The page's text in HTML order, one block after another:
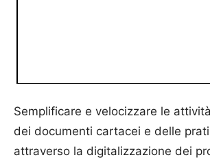
Semplificare e velocizzare le
dei documenti cartacei e delle
attraverso la digitalizzazione dei